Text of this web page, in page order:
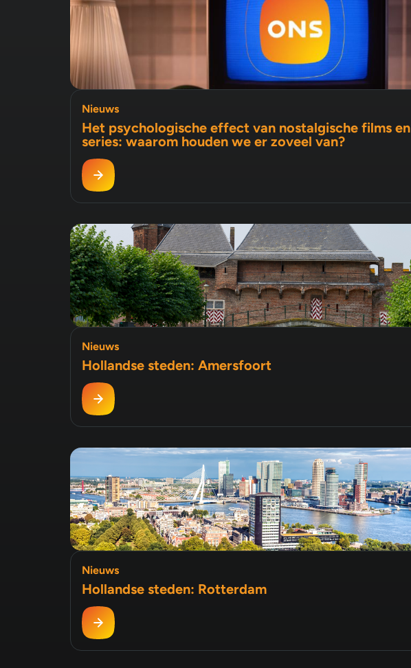
Nieuws
Het psychologische effect van nostalgische films en
series: waarom houden we er zoveel van?
Nieuws
Hollandse steden: Amersfoort
Nieuws
Hollandse steden: Rotterdam